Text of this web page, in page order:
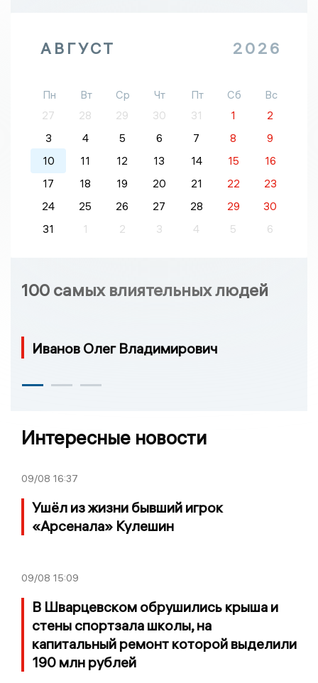
АВГУСТ 2026
Пн Вт Ср Чт Пт Сб
Вс
27
28 29 30 31 1
2
3
4 5 6 7 8
9
10
11 12 13 14 15
16
17
18 19 20 21 22
23
24
25 26 27 28 29
30
31
1 2 3 4 5 6
100 самых влиятельных людей
Иванов Олег Владимирович
Интересные новости
09/08 16:37
Ушёл из жизни бывший игрок
«Арсенала» Кулешин
09/08 15:09
В Шварцевском обрушились крыша и
стены спортзала школы, на
капитальный ремонт которой выделили
190 млн рублей